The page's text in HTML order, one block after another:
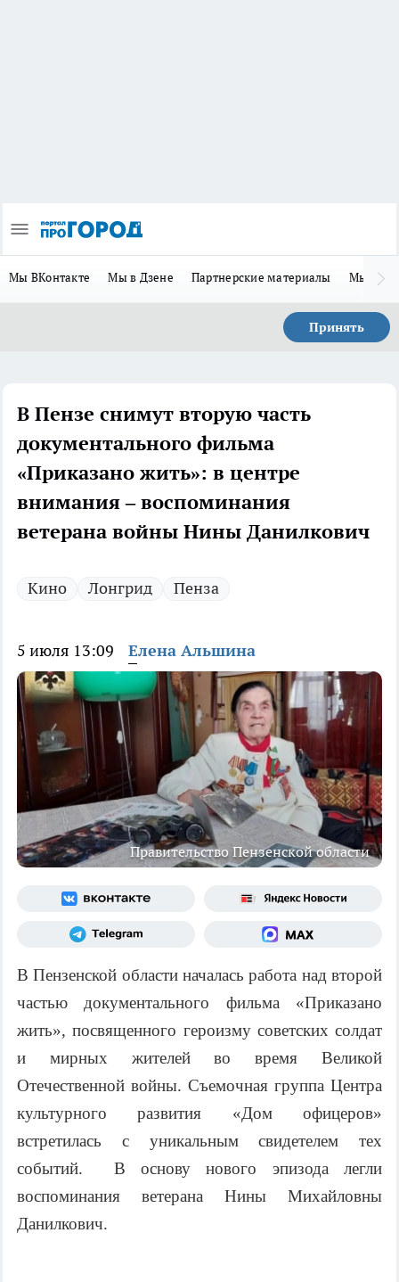
Мы ВКонтакте Мы в Дзене Партнерские материалы Мы в
Принять
В Пензе снимут вторую часть
документального фильма
«Приказано жить»: в центре
внимания – воспоминания
ветерана войны Нины Данилкович
Кино Лонгрид Пенза
5 июля 13:09 Елена Альшина
Правительство Пензенской области
В Пензенской области началась работа над второй
частью документального фильма «Приказано
жить», посвященного героизму советских солдат
и мирных жителей во время Великой
Отечественной войны. Съемочная группа Центра
культурного развития «Дом офицеров»
встретилась с уникальным свидетелем тех
событий. В основу нового эпизода легли
воспоминания ветерана Нины Михайловны
Данилкович.